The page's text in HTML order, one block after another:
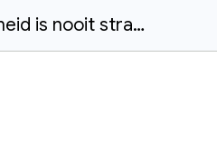
Medemenselijkheid is nooit strafbaar